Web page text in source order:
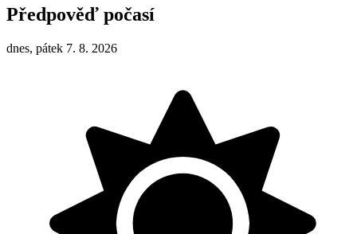
Předpověď počasí
dnes, pátek 7. 8. 2026